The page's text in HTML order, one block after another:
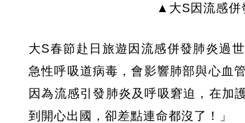
▲大S因流感併
大S春節赴日旅遊因流感併發肺炎過
急性呼吸道病毒，會影響肺部與心血
因為流感引發肺炎及呼吸窘迫，在加
到開心出國，卻差點連命都沒了！」